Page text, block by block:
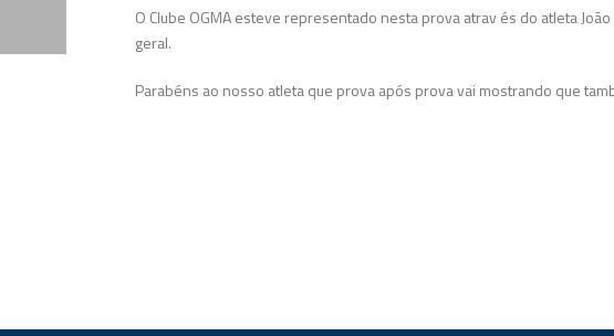
O Clube OGMA esteve representado nesta prova através do atleta
geral.
Parabéns ao nosso atleta que prova após prova vai mostrando que